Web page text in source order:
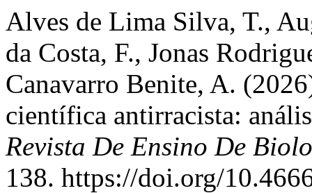
Alves de Lima Silva, T.,
da Costa, F., Jonas
Canavarro Benite, A.
científica antirracista:
Revista De Ensino De
138. https://doi.org/